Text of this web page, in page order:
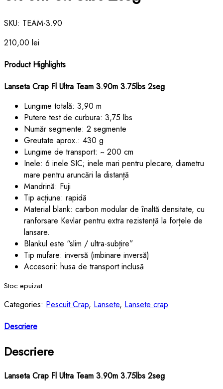
SKU: TEAM-3.90
210,00 lei
Product Highlights
Lanseta Crap Fl Ultra Team 3.90m 3.75lbs 2seg
Lungime totală: 3,90 m
Putere test de curbura: 3,75 lbs
Număr segmente: 2 segmente
Greutate aprox.: 430 g
Lungime de transport: ~ 200 cm
Inele: 6 inele SIC; inele mari pentru plecare, diametru
mare pentru aruncări la distanță
Mandrină: Fuji
Tip acțiune: rapidă
Material blank: carbon modular de înaltă densitate, cu
ranforsare Kevlar pentru extra rezistență la forțele de
lansare.
Blankul este “slim / ultra-subțire”
Tip mufare: inversă (imbinare inversă)
Accesorii: husa de transport inclusă
Stoc epuizat
Categories: Pescuit Crap, Lansete, Lansete crap
Descriere
Descriere
Lanseta Crap Fl Ultra Team 3.90m 3.75lbs 2seg